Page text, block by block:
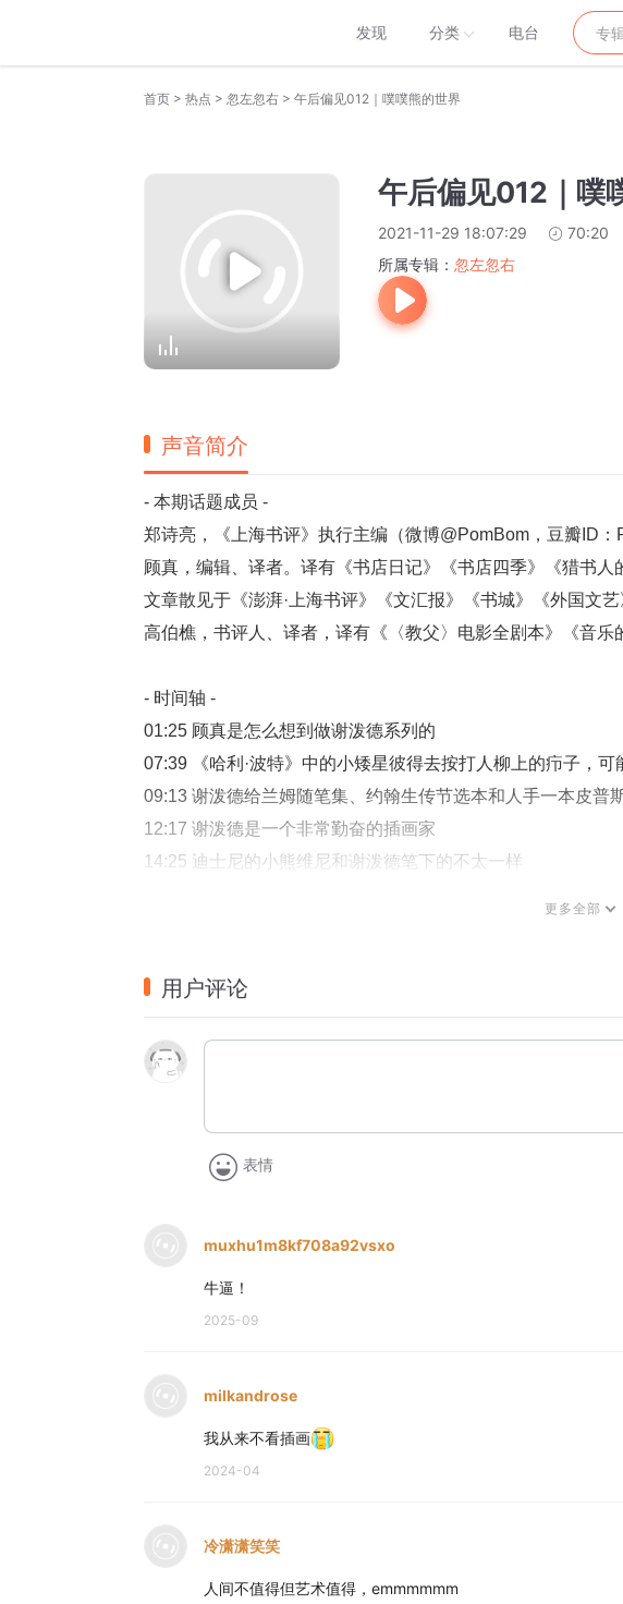
发现 分类 电台
首页 > 热点 > 忽左忽右 > 午后偏见012｜噗噗熊的世界
午后偏见012｜噗
2021-11-29 18:07:29 70:20
所属专辑： 忽左忽右
声音简介
- 本期话题成员 -
郑诗亮，《上海书评》执行主编（微博@PomBom，豆瓣ID：
顾真，编辑、译者。译有《书店日记》《书店四季》《猎书
文章散见于《澎湃·上海书评》《文汇报》《书城》《外国文
高伯樵，书评人、译者，译有《〈教父〉电影全剧本》《音乐
- 时间轴 -
01:25 顾真是怎么想到做谢泼德系列的
07:39 《哈利·波特》中的小矮星彼得去按打人柳上的疖子，可
09:13 谢泼德给兰姆随笔集、约翰生传节选本和人手一本皮普
12:17 谢泼德是一个非常勤奋的插画家
14:25 迪士尼的小熊维尼和谢泼德笔下的不太一样
33:33 肯尼思·格林厄姆为自己患上眼疾的孩子，写了《柳林风
41:39 英国文学作品的各种经典插画
56:22 作为童话作家，任溶溶先生对《柳林风声》的译文处理
1:01:07 顾真会继续做《格列佛游记》的布洛克插画本，以及
Zooey Deschanel - A Very Important Thing To Do
节目运营 小米粒
- 收听方式 -
更多全部
用户评论
表情
muxhu1m8kf708a92vsxo
牛逼！
2025-09
milkandrose
我从来不看插画
2024-04
冷潇潇笑笑
人间不值得但艺术值得，emmmmmm